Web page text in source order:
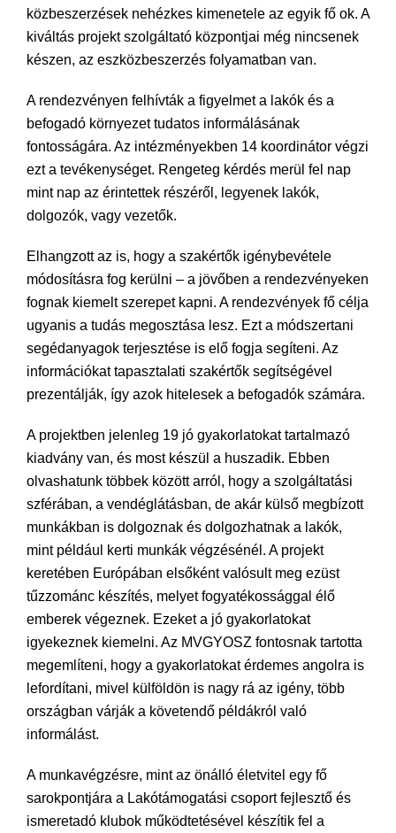
közbeszerzések nehézkes kimenetele az egyik fő ok. A
kiváltás projekt szolgáltató központjai még nincsenek
készen, az eszközbeszerzés folyamatban van.
A rendezvényen felhívták a figyelmet a lakók és a
befogadó környezet tudatos informálásának
fontosságára. Az intézményekben 14 koordinátor végzi
ezt a tevékenységet. Rengeteg kérdés merül fel nap
mint nap az érintettek részéről, legyenek lakók,
dolgozók, vagy vezetők.
Elhangzott az is, hogy a szakértők igénybevétele
módosításra fog kerülni – a jövőben a rendezvényeken
fognak kiemelt szerepet kapni. A rendezvények fő célja
ugyanis a tudás megosztása lesz. Ezt a módszertani
segédanyagok terjesztése is elő fogja segíteni. Az
információkat tapasztalati szakértők segítségével
prezentálják, így azok hitelesek a befogadók számára.
A projektben jelenleg 19 jó gyakorlatokat tartalmazó
kiadvány van, és most készül a huszadik. Ebben
olvashatunk többek között arról, hogy a szolgáltatási
szférában, a vendéglátásban, de akár külső megbízott
munkákban is dolgoznak és dolgozhatnak a lakók,
mint például kerti munkák végzésénél. A projekt
keretében Európában elsőként valósult meg ezüst
tűzzománc készítés, melyet fogyatékossággal élő
emberek végeznek. Ezeket a jó gyakorlatokat
igyekeznek kiemelni. Az MVGYOSZ fontosnak tartotta
megemlíteni, hogy a gyakorlatokat érdemes angolra is
lefordítani, mivel külföldön is nagy rá az igény, több
országban várják a követendő példákról való
informálást.
A munkavégzésre, mint az önálló életvitel egy fő
sarokpontjára a Lakótámogatási csoport fejlesztő és
ismeretadó klubok működtetésével készítik fel a